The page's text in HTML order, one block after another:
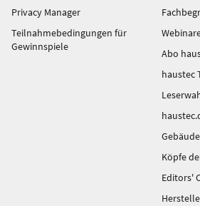
Privacy Manager
Teilnahmebedingungen für
Gewinnspiele
Abo
haustec
Köpfe
Editors'